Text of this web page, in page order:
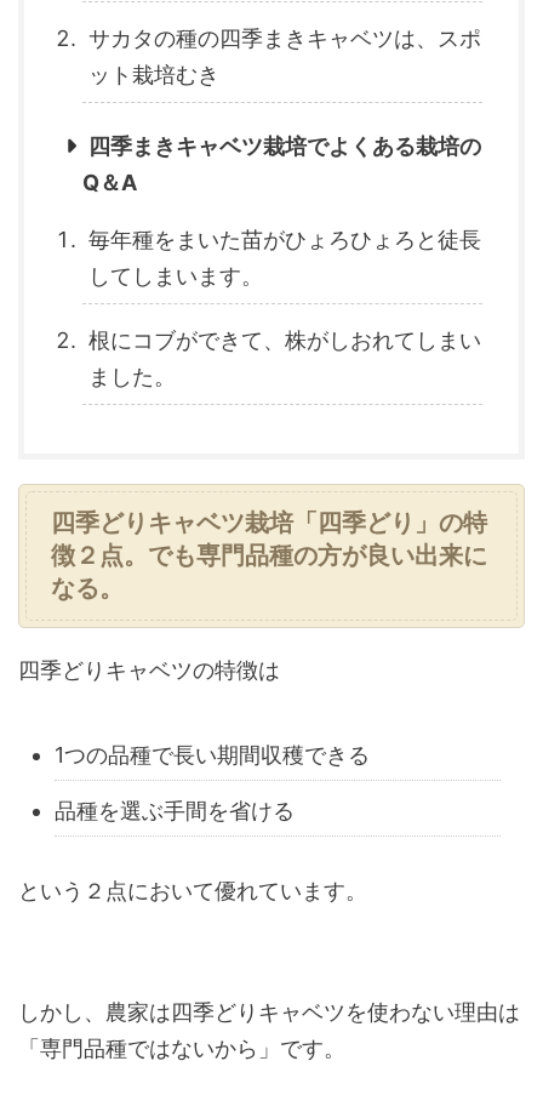
サカタの種の四季まきキャベツは、スポ
ット栽培むき
四季まきキャベツ栽培でよくある栽培の
Q＆A
毎年種をまいた苗がひょろひょろと徒長
してしまいます。
根にコブができて、株がしおれてしまい
ました。
四季どりキャベツ栽培「四季どり」の特
徴２点。でも専門品種の方が良い出来に
なる。
四季どりキャベツの特徴は
1つの品種で長い期間収穫できる
品種を選ぶ手間を省ける
という２点において優れています。
しかし、農家は四季どりキャベツを使わない理由は
「専門品種ではないから」です。